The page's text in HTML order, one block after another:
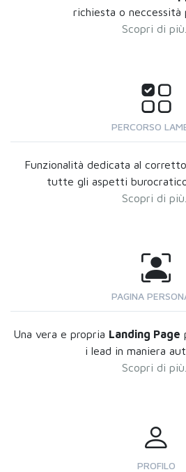
richiesta o neccessità
Scopri di più...
PERCORSO
Funzionalità dedicata al corretto
tutte gli aspetti
Scopri di più...
PAGINA
Una vera e propria Landing Page
i lead in maniera
Scopri di più...
PROFILO